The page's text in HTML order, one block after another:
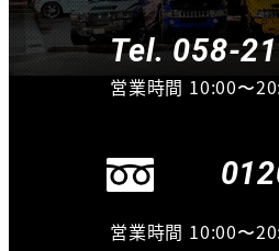
Tel. 058-
営業時間 10:00〜
営業時間 10:00〜